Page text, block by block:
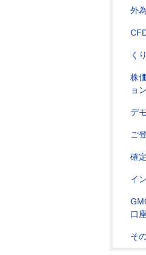
外
く
株
ョ
デ
ご
確
イ
口
そ